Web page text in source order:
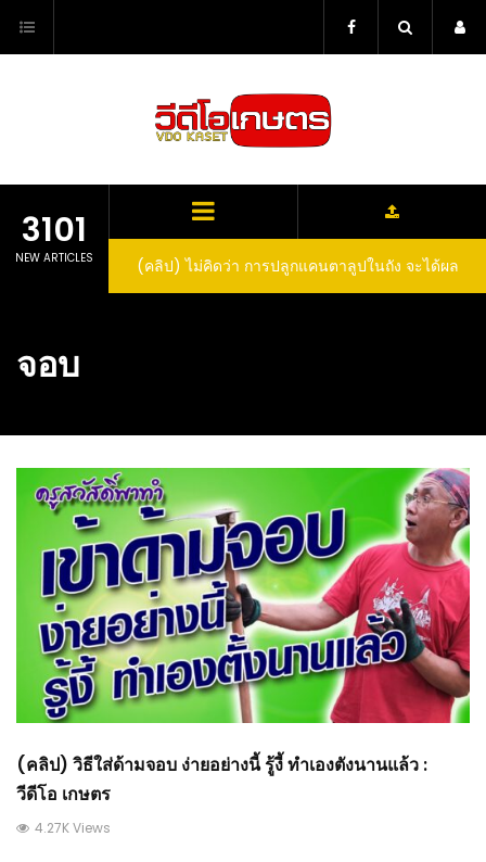
content
3101
NEW ARTICLES
(คลิป) ไม่คิดว่า การปลูกแคนตาลูปในถัง จะได้ผล
ลูกโตและหวานขนาดนี้ I didn’t expect that
จอบ
(คลิป) วิธีใส่ด้ามจอบ ง่ายอย่างนี้ รู้งี้ ทำเองตังนานแล้ว :
วีดีโอ เกษตร
4.27K Views